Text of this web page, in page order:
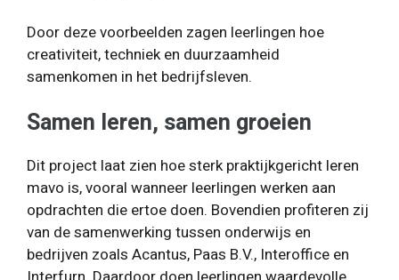
Door deze voorbeelden zagen leerlingen hoe
creativiteit, techniek en duurzaamheid
samenkomen in het bedrijfsleven.
Samen leren, samen groeien
Dit project laat zien hoe sterk praktijkgericht leren
mavo is, vooral wanneer leerlingen werken aan
opdrachten die ertoe doen. Bovendien profiteren zij
van de samenwerking tussen onderwijs en
bedrijven zoals Acantus, Paas B.V., Interoffice en